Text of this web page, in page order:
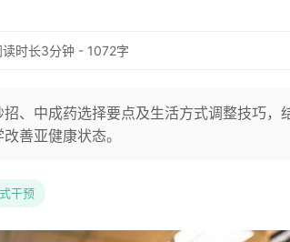
时长3分钟 - 1072字
、中成药选择要点及生活方式调整技巧，
善亚健康状态。
干预